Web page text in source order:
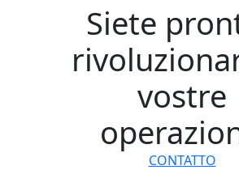
Siete
vostre
CONTATTO